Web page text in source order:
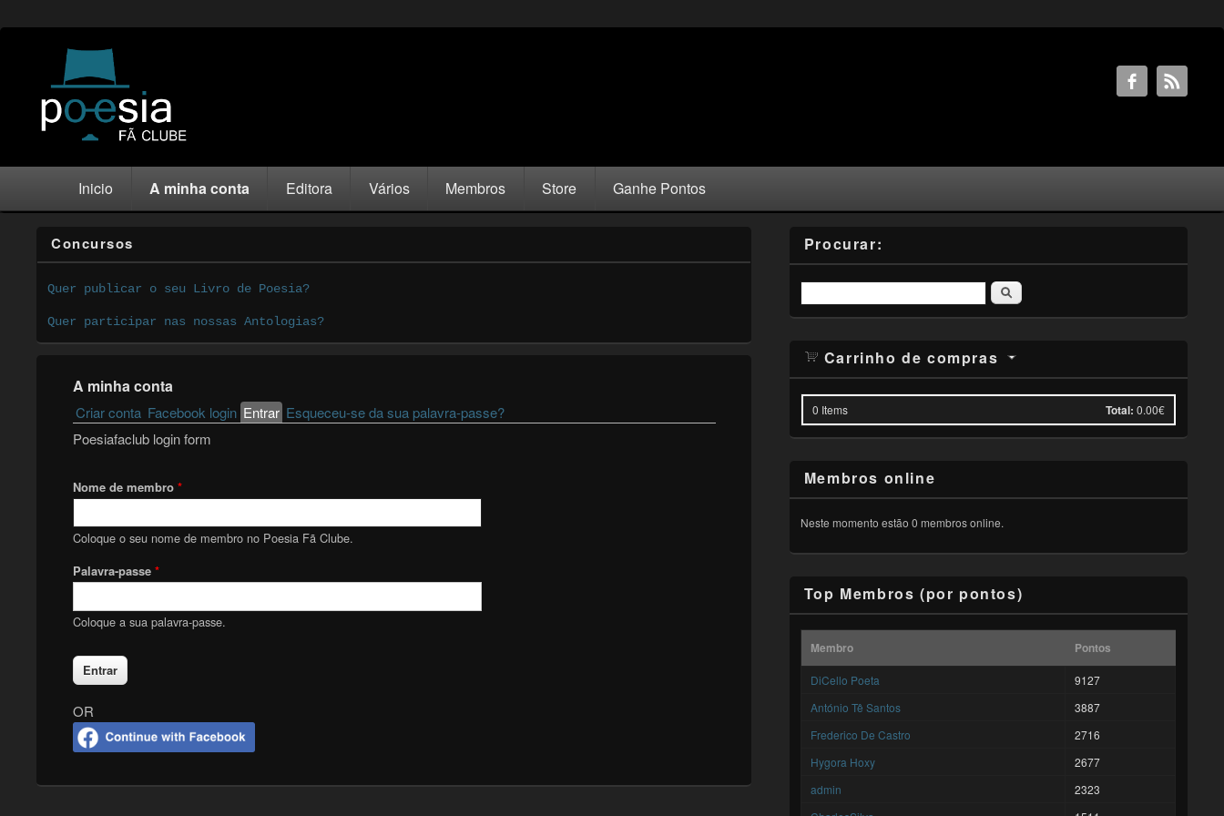
Inicio A minha conta Editora Vários Membros Store Ganhe Pontos
Concursos
Quer publicar o seu Livro de Poesia?
Quer participar nas nossas Antologias?
A minha conta
Primary tabs
Criar conta Facebook login Entrar(active tab)
Esqueceu-se da sua palavra-passe?
Poesiafaclub login form
Nome de membro *
Coloque o seu nome de membro no Poesia Fã Clube.
Palavra-passe *
Coloque a sua palavra-passe.
OR
Procurar:
Pesquisar
Carrinho de compras
0 Items Total: 0.00€
Membros online
Neste momento estão 0 membros online.
Top Membros (por pontos)
Membro Pontos
DiCello Poeta
9127
António Tê Santos
3887
Frederico De Castro
2716
Hygora Hoxy
2677
admin
2323